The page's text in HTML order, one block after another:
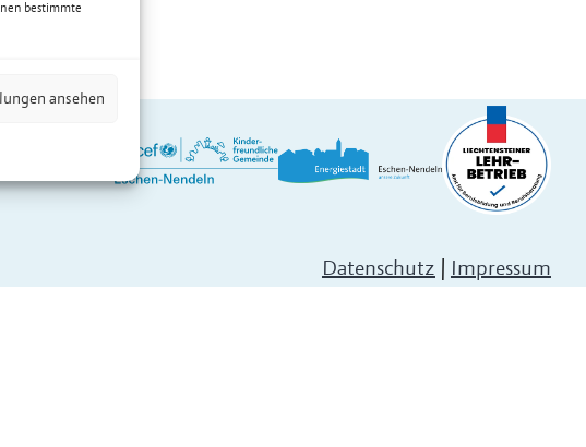
bestimmte
ansehen
Datenschutz | Impressum